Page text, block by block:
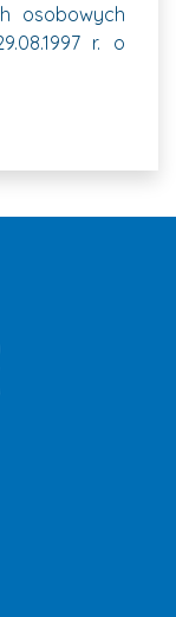
osobowych
r. o